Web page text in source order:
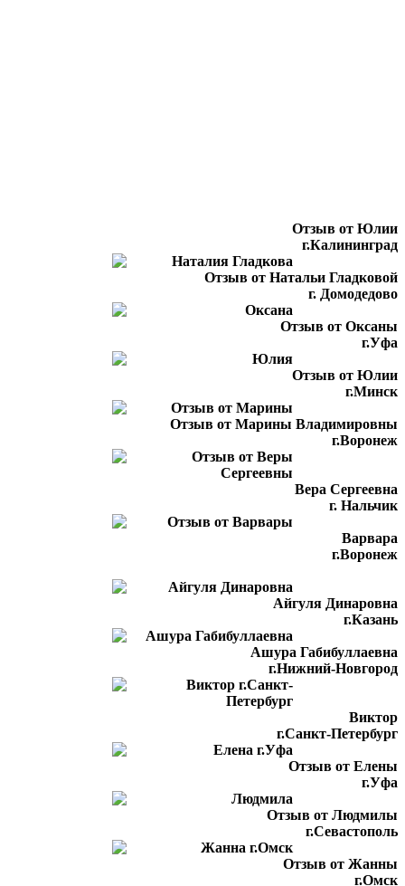
Отзыв от Юлии
г.Калининград
Отзыв от Натальи Гладковой
г. Домодедово
Отзыв от Оксаны
г.Уфа
Отзыв от Юлии
г.Минск
Отзыв от Марины Владимировны
г.Воронеж
Вера Сергеевна
г. Нальчик
Варвара
г.Воронеж
Айгуля Динаровна
г.Казань
Ашура Габибуллаевна
г.Нижний-Новгород
Виктор
г.Санкт-Петербург
Отзыв от Елены
г.Уфа
Отзыв от Людмилы
г.Севастополь
Отзыв от Жанны
г.Омск